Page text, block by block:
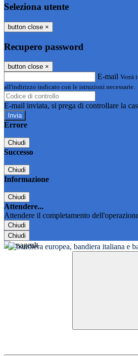
Seleziona utente
button close ×
Recupero password
button close ×
E-mail Verrà
all'indirizzo indicato con le istruzioni necessarie.
E-mail inviata, si prega di controllare la
Errore
Chiudi
Successo
Chiudi
Informazione
Chiudi
Attendere...
Attendere il completamento
Chiudi
Chiudi